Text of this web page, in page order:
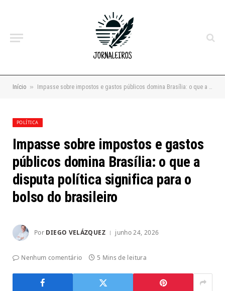
Início » Impasse sobre impostos e gastos públicos domina Brasília: o que a disputa política significa para o bolso do brasileiro
POLÍTICA
Impasse sobre impostos e gastos
públicos domina Brasília: o que a
disputa política significa para o
bolso do brasileiro
Por DIEGO VELÁZQUEZ junho 24, 2026
Nenhum comentário 5 Mins de leitura